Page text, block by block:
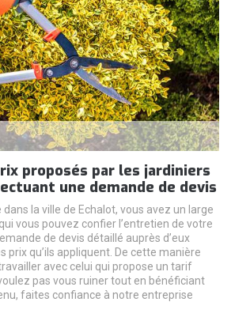
proposés par les jardiniers
une demande de devis
la ville de Echalot, vous avez un large
vous pouvez confier l’entretien de votre
de devis détaillé auprès d’eux
prix qu’ils appliquent. De cette manière
avec celui qui propose un tarif
pas vous ruiner tout en bénéficiant
faites confiance à notre entreprise